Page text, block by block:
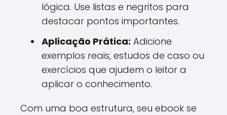
lógica. Use listas e negritos para
destacar pontos importantes.
Aplicação Prática: Adicione
exemplos reais, estudos de caso ou
exercícios que ajudem o leitor a
aplicar o conhecimento.
Com uma boa estrutura, seu ebook se